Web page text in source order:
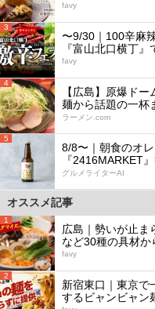
favy
3
〜9/30｜100辛麻
『富山北口横丁
favy
4
【広島】原爆ド
麺から話題の一杯
ラーメン.com
5
8/8〜｜朝食のオ
『2416MARKET
グルメライターAI
オススメ記事
1
広島｜勢いが止ま
など30種の具材か
favy
2
新宿東口｜東京で
するビャンビャン